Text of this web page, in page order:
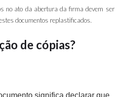
no ato da abertura da firma devem ser
documentos replastificados.
de cópias?
significa declarar que